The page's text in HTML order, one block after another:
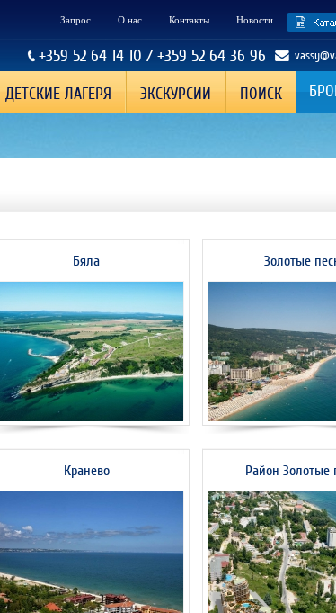
Запрос О нас Контакты Новости
+359 52 64 14 10 / +359 52 64 36 96
ДЕТСКИЕ ЛАГЕРЯ ЭКСКУРСИИ ПОИСК
Бяла Золотые
Кранево Район Золотые